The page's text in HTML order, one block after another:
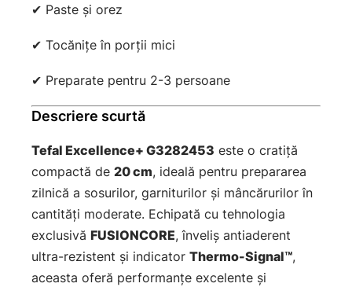
✔ Paste și orez
✔ Tocănițe în porții mici
✔ Preparate pentru 2-3 persoane
Descriere scurtă
Tefal Excellence+ G3282453 este o cratiță
compactă de 20 cm, ideală pentru prepararea
zilnică a sosurilor, garniturilor și mâncărurilor în
cantități moderate. Echipată cu tehnologia
exclusivă FUSIONCORE, înveliș antiaderent
ultra-rezistent și indicator Thermo-Signal™,
aceasta oferă performanțe excelente și